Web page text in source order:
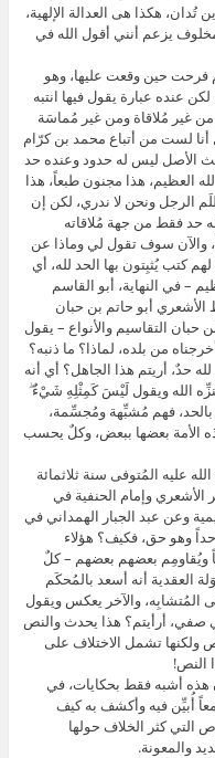
هكذا هى العدالة الإلهية،
يزعم أنني أقول الله في
فرحت حين وقعت عليها، وهو
عنده عبارة يقول فيها انتبه
غير مُلاقاة ومن غير مُماسَة
أنا لست من أتباع محمد بن كرّام
الأصل ليس له حدود وعنده حد
العظيم، هذا مجنون طبعاً، هذا
الرجل ونحن لا ندري، لكن إن
حد فقط من جهة مُلاقاته
والآن سوف تقول لي وماذا عن
كتب يُثبِتون بها الحد لله، أي
– في النهاية، أبو القاسم
الأشعري أبو حاتم بن حبان
التقاسيم والأنواع – يقول
من بلده، لماذا؟ ما ذنبه؟
حدٌ، أريتم هذا الجاهل؟ أي أنه
الله ويقول لَيْسَ كَمِثْلِهِ شَيْءٌ
فهم مُشبِّهة ومُجسِّمة،
الأمة بعضها ببعض، وكلٌ يحسب
عليه المُتوفى سنة ثلاثمائة
الأشعري وإمام الحنفية في
وعن عبد الجبار الهمداني في
وهو حق، فكيف؟ هؤلاء
ويُقاومِم بعضهم بعضهم – كلٌ
أنه أسعد بالمُحكَم
والآخر يعكس ويقول
صفي، أرأيتم؟ هذا يحدث والنص
ولكنها تشمل الاختلاف على
النص!
هذه أشبه فقط بحكايات، في
أُبيِّن فيه وأكشف به كيف
التي كثر الخلاف حولها
والمعونة.